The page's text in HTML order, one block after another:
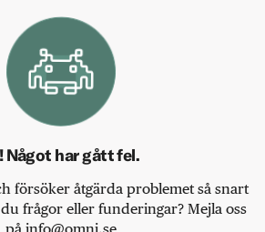
Något har gått fel.
försöker åtgärda problemet så snart
frågor eller funderingar? Mejla oss